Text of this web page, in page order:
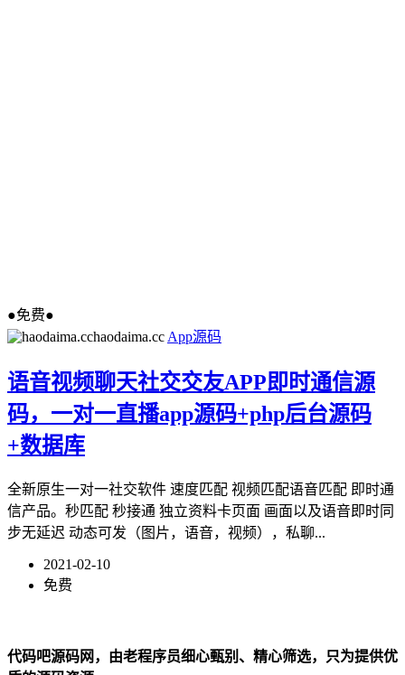
●免费●
haodaima.cc App源码
语音视频聊天社交交友APP即时通信源
码，一对一直播app源码+php后台源码
+数据库
全新原生一对一社交软件 速度匹配 视频匹配语音匹配 即时通
信产品。秒匹配 秒接通 独立资料卡页面 画面以及语音即时同
步无延迟 动态可发（图片，语音，视频），私聊...
2021-02-10
免费
代码吧源码网，由老程序员细心甄别、精心筛选，只为提供优